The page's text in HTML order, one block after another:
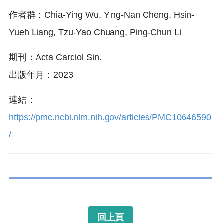
作者群：Chia-Ying Wu, Ying-Nan Cheng, Hsin-
Yueh Liang, Tzu-Yao Chuang, Ping-Chun Li
期刊：Acta Cardiol Sin.
出版年月：2023
連結：
https://pmc.ncbi.nlm.nih.gov/articles/PMC10646590
/
回上頁